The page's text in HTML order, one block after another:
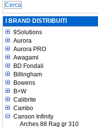
I BRAND DISTRIBUITI
9Solutions
Aurora
Aurora PRO
Awagami
BD Fondali
Billingham
Bowens
B+W
Calibrite
Cambo
Canson Infinity
Arches 88 Rag gr 310